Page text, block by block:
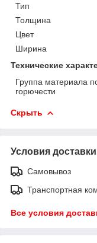
Тип
Толщина
Цвет
Ширина
Технические
Группа материала
горючести
Скрыть
Условия доставки
Самовывоз
Транспортная
Все условия